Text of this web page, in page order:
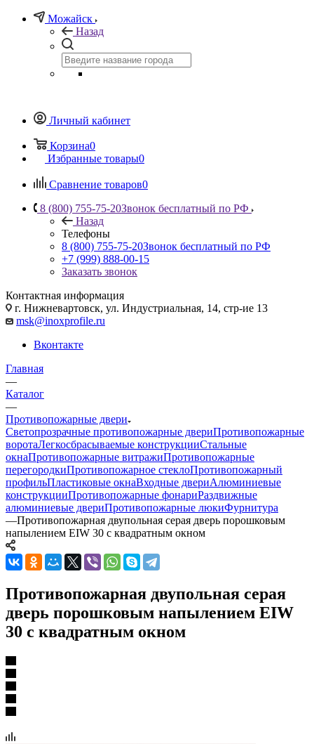
Можайск
Назад
Личный кабинет
Корзина0
Избранные товары0
Сравнение товаров0
8 (800) 755-75-20Звонок бесплатный по РФ
Назад
Телефоны
8 (800) 755-75-20Звонок бесплатный по РФ
+7 (999) 888-00-15
Заказать звонок
Контактная информация
г. Нижневартовск, ул. Индустриальная, 14, стр-ие 13
msk@inoxprofile.ru
Вконтакте
Главная
—
Каталог
—
Противопожарные двери
Светопрозрачные противопожарные двериПротивопожарные
воротаЛегкосбрасываемые конструкцииСтальные
окнаПротивопожарные витражиПротивопожарные
перегородкиПротивопожарное стеклоПротивопожарный
профильПластиковые окнаВходные двериАлюминиевые
конструкцииПротивопожарные фонариРаздвижные
алюминиевые двериПротивопожарные люкиФурнитура
—Противопожарная двупольная серая дверь порошковым
напылением EIW 30 с квадратным окном
Противопожарная двупольная серая
дверь порошковым напылением EIW
30 с квадратным окном